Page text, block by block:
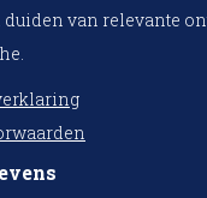
duiden van relevante